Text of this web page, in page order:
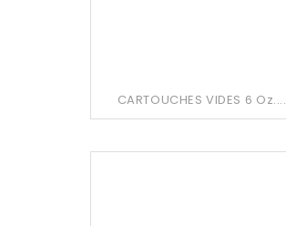
CARTOUCHES VIDES 6 Oz....